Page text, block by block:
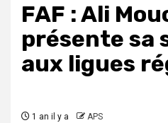
FAF : Ali
présente sa
aux ligues
1 an il y a APS